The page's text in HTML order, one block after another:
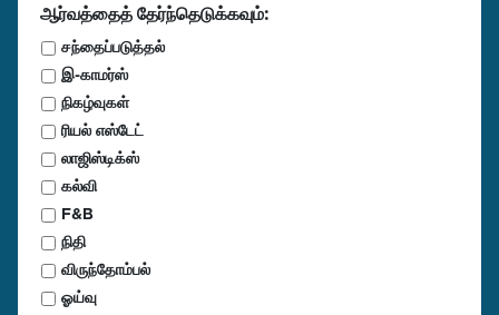
ஆர்வத்தைத் தேர்ந்தெடுக்கவும்:
சந்தைப்படுத்தல்
இ-காமர்ஸ்
நிகழ்வுகள்
ரியல் எஸ்டேட்
லாஜிஸ்டிக்ஸ்
கல்வி
F&B
நிதி
விருந்தோம்பல்
ஓய்வு